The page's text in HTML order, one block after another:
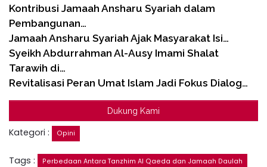
Kontribusi Jamaah Ansharu Syariah dalam
Pembangunan…
Jamaah Ansharu Syariah Ajak Masyarakat Isi…
Syeikh Abdurrahman Al-Ausy Imami Shalat
Tarawih di…
Revitalisasi Peran Umat Islam Jadi Fokus Dialog…
Dukung Kami
Kategori : Opini
Tags : Perbedaan Antara Tanzhim Al Qaeda dan Jamaah Daulah